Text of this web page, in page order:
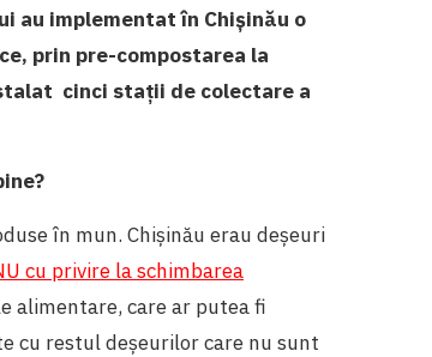
au implementat în Chișinău o
prin pre-compostarea la
cinci stații de colectare a
în mun. Chișinău erau deșeuri
cu privire la schimbarea
alimentare, care ar putea fi
cu restul deșeurilor care nu sunt